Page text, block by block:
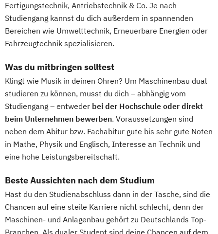
Fertigungstechnik, Antriebstechnik & Co. Je nach
Studiengang kannst du dich außerdem in spannenden
Bereichen wie Umwelttechnik, Erneuerbare Energien oder
Fahrzeugtechnik spezialisieren.
Was du mitbringen solltest
Klingt wie Musik in deinen Ohren? Um Maschinenbau dual
studieren zu können, musst du dich – abhängig vom
Studiengang – entweder bei der Hochschule oder direkt
beim Unternehmen bewerben. Voraussetzungen sind
neben dem Abitur bzw. Fachabitur gute bis sehr gute Noten
in Mathe, Physik und Englisch, Interesse an Technik und
eine hohe Leistungsbereitschaft.
Beste Aussichten nach dem Studium
Hast du den Studienabschluss dann in der Tasche, sind die
Chancen auf eine steile Karriere nicht schlecht, denn der
Maschinen- und Anlagenbau gehört zu Deutschlands Top-